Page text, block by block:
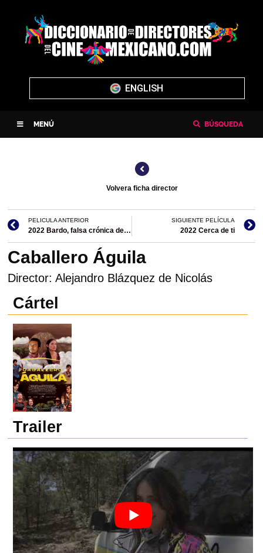
ENGLISH
MENÚ BÚSQUEDA
Volvera ficha director
PELICULA ANTERIOR
2022 Bardo, falsa crónica de unas cuantas verdades
SIGUIENTE PELÍCULA
2022 Cerca de ti
Caballero Águila
Director: Alejandro Blázquez de Nicolás
Cártel
Trailer